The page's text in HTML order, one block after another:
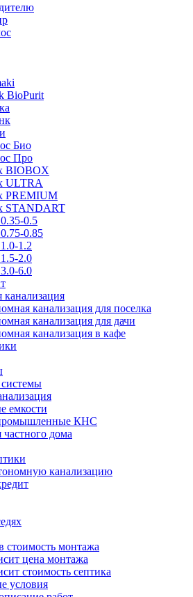
BioPurit
Био
Про
BIOBOX
ULTRA
PREMIUM
STANDART
0.5
0.85
1.2
2.0
6.0
канализация для поселка
канализация для дачи
канализация в кафе
емкости
КНС
частного дома
канализацию
стоимость монтажа
цена монтажа
стоимость септика
условия